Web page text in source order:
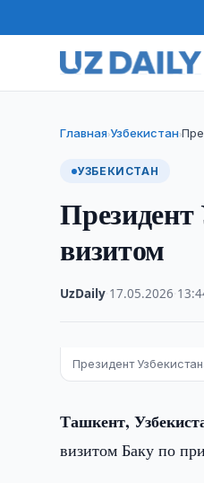
Главная›Узбекистан›
УЗБЕКИСТАН
Президент
визитом
UzDaily 17.05.2026
Президент
Ташкент,
визитом Баку по